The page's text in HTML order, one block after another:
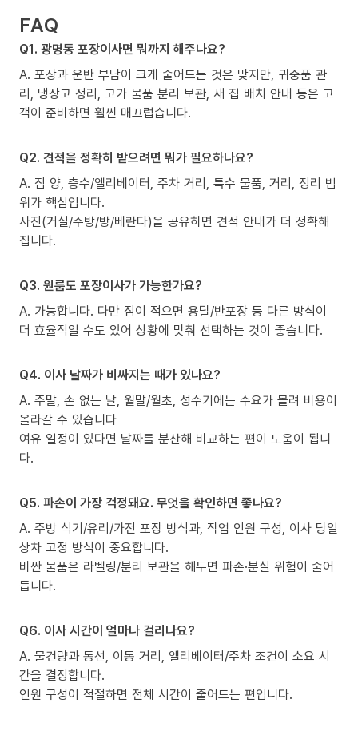
FAQ
Q1. 광명동 포장이사면 뭐까지 해주나요?
A. 포장과 운반 부담이 크게 줄어드는 것은 맞지만, 귀중품 관
리, 냉장고 정리, 고가 물품 분리 보관, 새 집 배치 안내 등은 고
객이 준비하면 훨씬 매끄럽습니다.
Q2. 견적을 정확히 받으려면 뭐가 필요하나요?
A. 짐 양, 층수/엘리베이터, 주차 거리, 특수 물품, 거리, 정리 범
위가 핵심입니다.
사진(거실/주방/방/베란다)을 공유하면 견적 안내가 더 정확해
집니다.
Q3. 원룸도 포장이사가 가능한가요?
A. 가능합니다. 다만 짐이 적으면 용달/반포장 등 다른 방식이
더 효율적일 수도 있어 상황에 맞춰 선택하는 것이 좋습니다.
Q4. 이사 날짜가 비싸지는 때가 있나요?
A. 주말, 손 없는 날, 월말/월초, 성수기에는 수요가 몰려 비용이
올라갈 수 있습니다
여유 일정이 있다면 날짜를 분산해 비교하는 편이 도움이 됩니
다.
Q5. 파손이 가장 걱정돼요. 무엇을 확인하면 좋나요?
A. 주방 식기/유리/가전 포장 방식과, 작업 인원 구성, 이사 당일
상차 고정 방식이 중요합니다.
비싼 물품은 라벨링/분리 보관을 해두면 파손·분실 위험이 줄어
듭니다.
Q6. 이사 시간이 얼마나 걸리나요?
A. 물건량과 동선, 이동 거리, 엘리베이터/주차 조건이 소요 시
간을 결정합니다.
인원 구성이 적절하면 전체 시간이 줄어드는 편입니다.